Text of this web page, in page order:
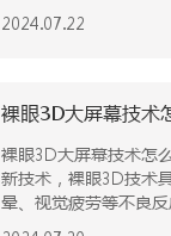
2024.07.22
裸眼3D大屏幕技术
裸眼3D大屏幕技术怎么样？商业广告需要裸眼3D的发展
新技术，裸眼3D技术
晕、视觉疲劳等不良
3D裸眼在led大屏幕行